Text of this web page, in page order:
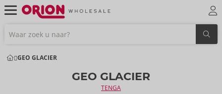
GEO GLACIER
GEO GLACIER
TENGA